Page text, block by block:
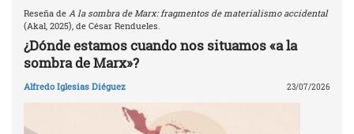
Reseña de A la sombra de Marx: fragmentos de materialismo accidental
(Akal, 2025), de César Rendueles.
¿Dónde estamos cuando nos situamos «a la
sombra de Marx»?
Alfredo Iglesias Diéguez 23/07/2026